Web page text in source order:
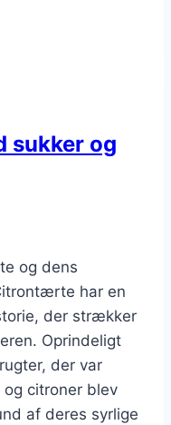
sukker og
og dens
har en
der strækker
Oprindeligt
der var
citroner blev
af deres syrlige